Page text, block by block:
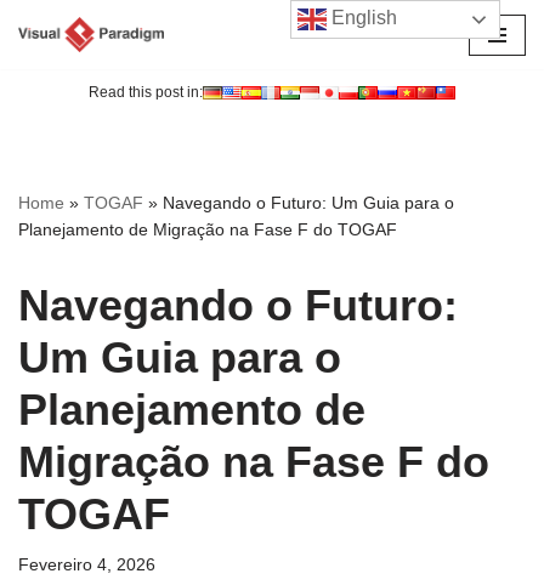
Read this post in:
Home » TOGAF » Navegando o Futuro: Um Guia para o
Planejamento de Migração na Fase F do TOGAF
Navegando o Futuro:
Um Guia para o
Planejamento de
Migração na Fase F do
TOGAF
Fevereiro 4, 2026
English